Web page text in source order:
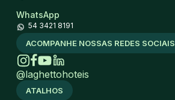
WhatsApp
54 3421 8191
ACOMPANHE NOSSAS REDES SOCIAIS
@laghettohoteis
ATALHOS